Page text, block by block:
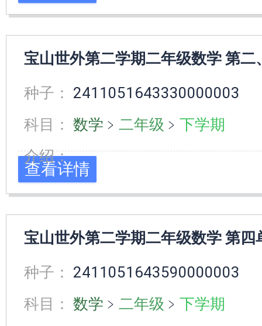
宝山世外第二学期二年级数学 第二
种子： 2411051643330000003
科目： 数学 ﹥ 二年级 ﹥ 下学期
介绍：
查看详情
宝山世外第二学期二年级数学 第四
种子： 2411051643590000003
科目： 数学 ﹥ 二年级 ﹥ 下学期